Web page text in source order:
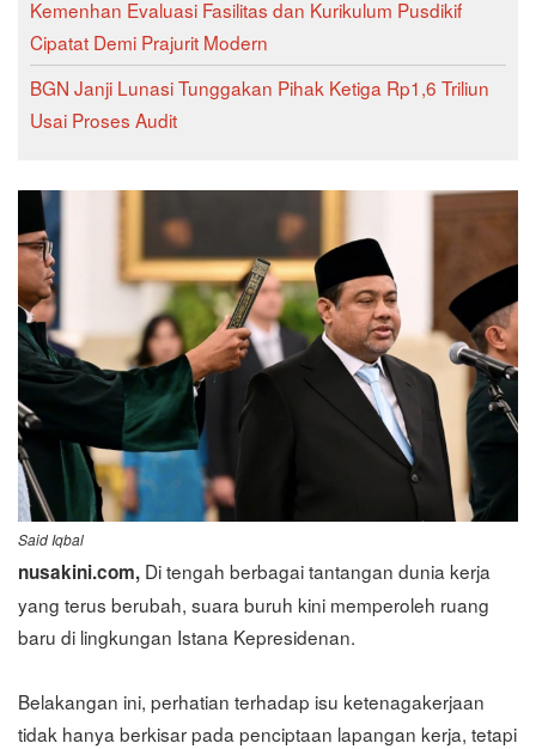
Kemenhan Evaluasi Fasilitas dan Kurikulum Pusdikif
Cipatat Demi Prajurit Modern
BGN Janji Lunasi Tunggakan Pihak Ketiga Rp1,6 Triliun
Usai Proses Audit
Said Iqbal
nusakini.com, Di tengah berbagai tantangan dunia kerja
yang terus berubah, suara buruh kini memperoleh ruang
baru di lingkungan Istana Kepresidenan.
Belakangan ini, perhatian terhadap isu ketenagakerjaan
tidak hanya berkisar pada penciptaan lapangan kerja, tetapi